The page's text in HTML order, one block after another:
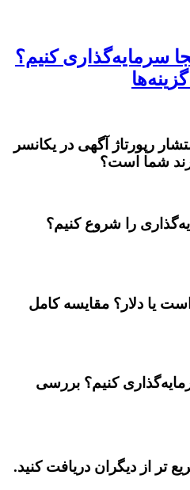
کجا سرمایه‌گذاری کنیم؟
رپورتاژ آگهی در یکانسر
شما است؟
را شروع کنیم؟
یا دلار؟ مقایسه کامل
سرمایه‌گذاری کنیم؟ بررسی
تر از دیگران دریافت کنید.